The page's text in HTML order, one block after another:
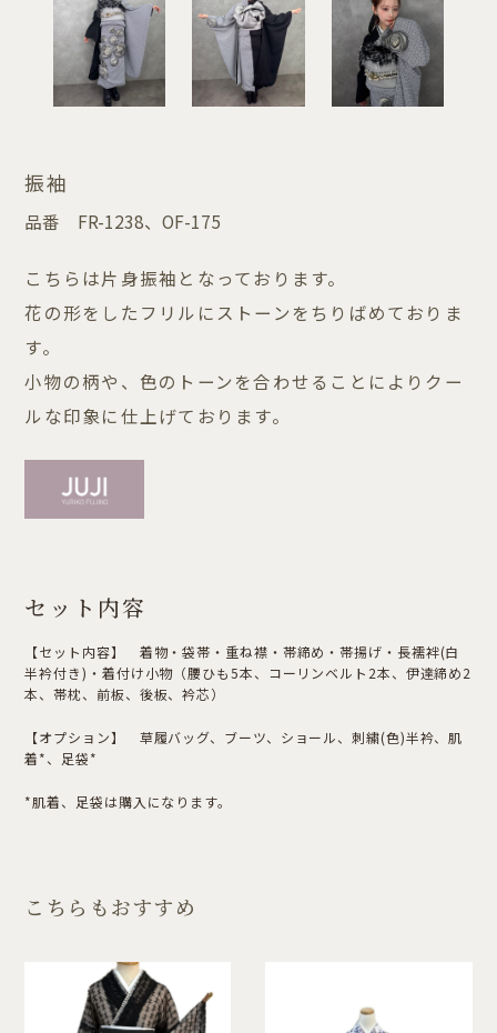
振袖
品番 FR-1238、OF-175
こちらは片身振袖となっております。
花の形をしたフリルにストーンをちりばめておりま
す。
小物の柄や、色のトーンを合わせることによりクー
ルな印象に仕上げております。
セット内容
【セット内容】 着物・袋帯・重ね襟・帯締め・帯揚げ・長襦袢(白
半衿付き)・着付け小物（腰ひも5本、コーリンベルト2本、伊達締め2
本、帯枕、前板、後板、衿芯）
【オプション】 草履バッグ、ブーツ、ショール、刺繍(色)半衿、肌
着*、足袋*
*肌着、足袋は購入になります。
こちらもおすすめ